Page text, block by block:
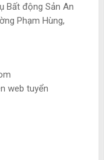
Bất động Sản An
Phạm Hùng,
web tuyển